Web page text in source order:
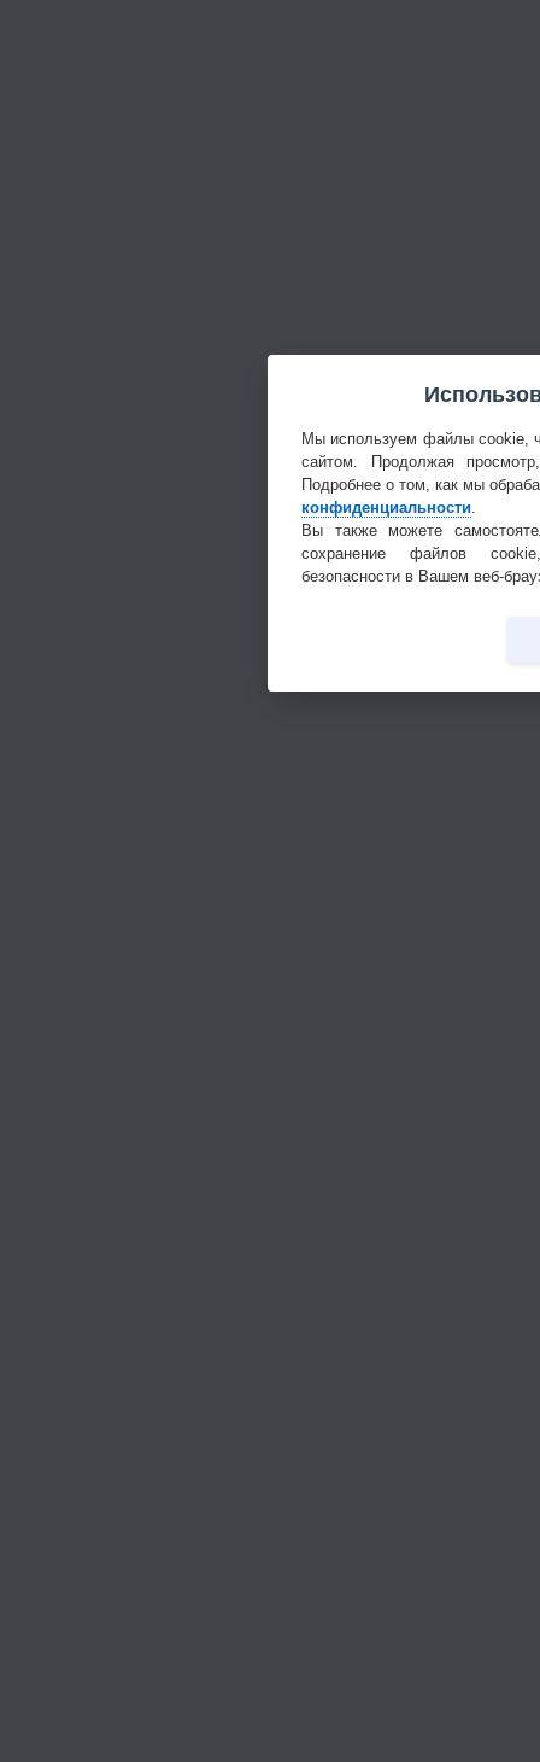
Мы используем файлы cookie,
сайтом. Продолжая
Подробнее о том, как мы
конфиденциальности.
Вы также можете
сохранение файлов
безопасности в Вашем веб-